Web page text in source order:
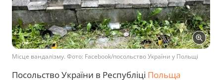
Місце вандалізму. Фото: Facebook/посольство України у Польщі
Посольство України в Республіці Польща